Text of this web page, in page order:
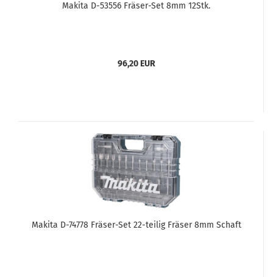
Makita D-53556 Fräser-Set 8mm 12Stk.
96,20 EUR
Makita D-74778 Fräser-Set 22-teilig Fräser 8mm Schaft